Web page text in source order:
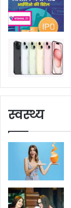
स्वस्थ्य